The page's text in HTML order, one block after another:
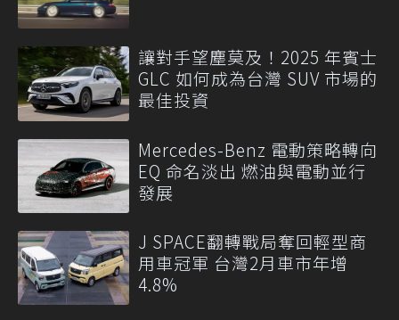
讓對手望塵莫及！2025 年賓士
GLC 如何成為台灣 SUV 市場的
最佳投資
Mercedes-Benz 電動策略轉向
EQ 命名淡出 燃油與電動並行
發展
J SPACE翻轉戰局奪回輕型商
用車冠軍 台灣2月車市年增
4.8%